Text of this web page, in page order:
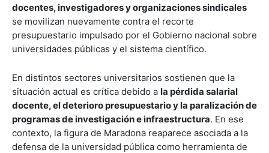
docentes, investigadores y organizaciones sindicales
se movilizan nuevamente contra el recorte
presupuestario impulsado por el Gobierno nacional sobre
universidades públicas y el sistema científico.
En distintos sectores universitarios sostienen que la
situación actual es crítica debido a la pérdida salarial
docente, el deterioro presupuestario y la paralización de
programas de investigación e infraestructura. En ese
contexto, la figura de Maradona reaparece asociada a la
defensa de la universidad pública como herramienta de